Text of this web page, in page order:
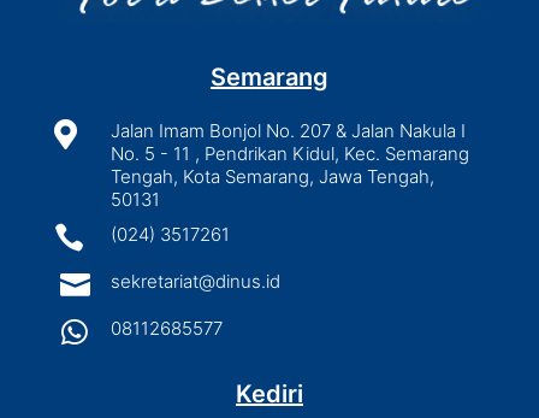
Semarang

Jalan Imam Bonjol No. 207 & Jalan Nakula I
No. 5 - 11 , Pendrikan Kidul, Kec. Semarang
Tengah, Kota Semarang, Jawa Tengah,
50131
 (024) 3517261
 sekretariat@dinus.id
 08112685577
Kediri